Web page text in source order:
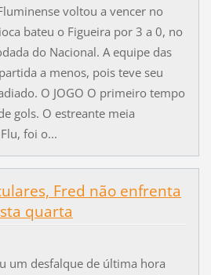
voltou a vencer no
bateu o Figueira por 3 a 0, no
do Nacional. A equipe das
a menos, pois teve seu
O JOGO O primeiro tempo
gols. O estreante meia
foi o...
Fred não enfrenta
quarta
um desfalque de última hora